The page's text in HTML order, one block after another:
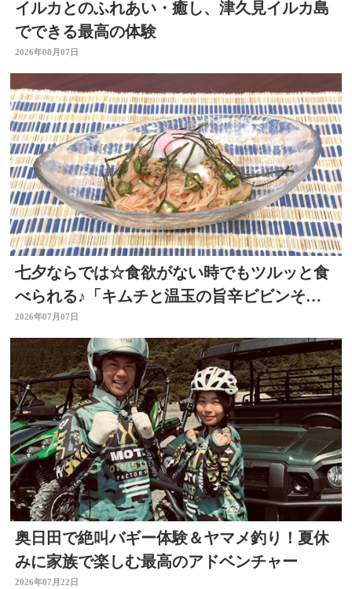
イルカとのふれあい・癒し、津久見イルカ島
でできる最高の体験
2026年08月07日
七夕ならでは☆食欲がない時でもツルッと食
べられる♪「キムチと温玉の旨辛ビビンそう
めん」 ～開店！キッチン別府ちゃん～
2026年07月07日
奥日田で絶叫バギー体験＆ヤマメ釣り！夏休
みに家族で楽しむ最高のアドベンチャー
2026年07月22日